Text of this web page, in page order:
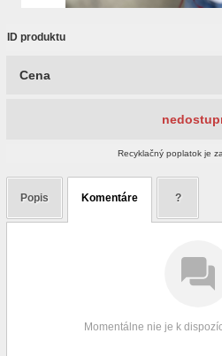
ID produktu
Cena
Recyklačný poplatok je
Popis Komentáre ?
Momentálne nie je k